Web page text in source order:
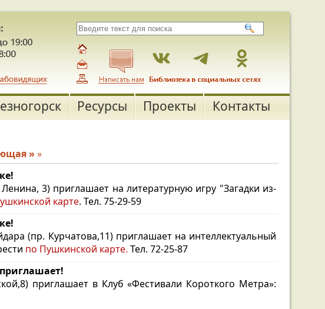
Ресурсы Проекты Контакты
» »
3) приглашает на литературную игру "Загадки из-
карте. Тел. 75-29-59
(пр. Курчатова,11) приглашает на интеллектуальный
по Пушкинской карте. Тел. 72-25-87
приглашает в Клуб «Фестивали Короткого Метра»: